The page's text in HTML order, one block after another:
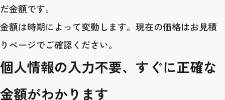
だ金額です。
金額は時期によって変動します。現在の価格はお見積
りページでご確認ください。
個人情報の入力不要、すぐに正確な
金額がわかります